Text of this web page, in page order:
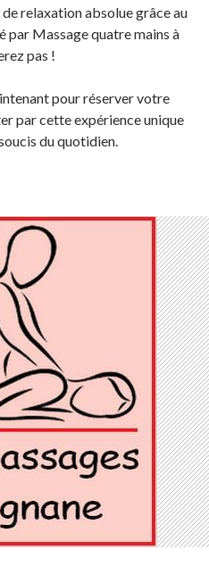
relaxation absolue grâce au
par Massage quatre mains à
pas !
pour réserver votre
par cette expérience unique
du quotidien.